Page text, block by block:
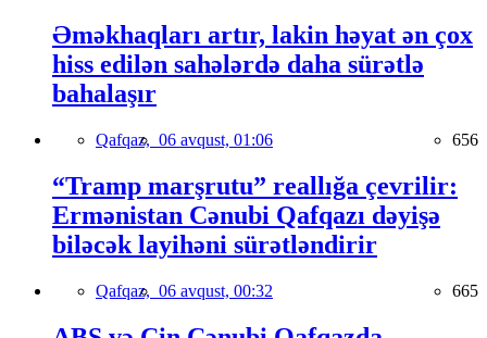
Əməkhaqları artır, lakin həyat ən çox
hiss edilən sahələrdə daha sürətlə
bahalaşır
Qafqaz, 06 avqust, 01:06 656
“Tramp marşrutu” reallığa çevrilir:
Ermənistan Cənubi Qafqazı dəyişə
biləcək layihəni sürətləndirir
Qafqaz, 06 avqust, 00:32 665